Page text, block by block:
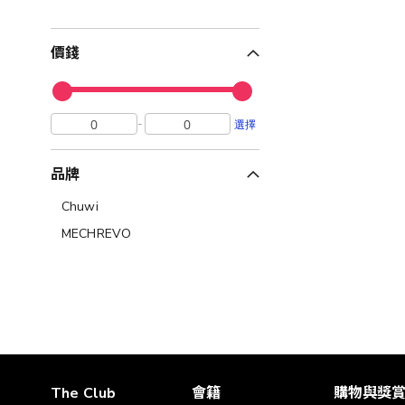
價錢
- 選擇
品牌
Chuwi
MECHREVO
The Club 會籍 購物與獎賞